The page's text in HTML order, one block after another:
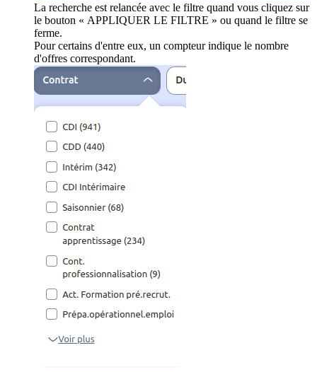
La recherche est relancée avec le filtre quand vous cliquez sur
le bouton « APPLIQUER LE FILTRE » ou quand le filtre se
ferme.
Pour certains d'entre eux, un compteur indique le nombre
d'offres correspondant.